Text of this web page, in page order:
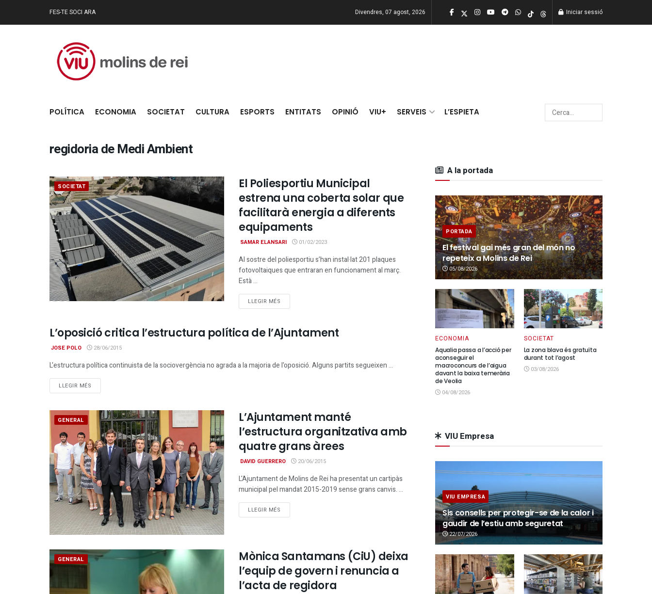
FES-TE SOCI ARA Divendres, 07 agost, 2026 Iniciar sessió
POLÍTICA ECONOMIA SOCIETAT CULTURA ESPORTS ENTITATS OPINIÓ VIU+ SERVEIS L’ESPIETA
regidoria de Medi Ambient
SOCIETAT
El Poliesportiu Municipal
estrena una coberta solar que
facilitarà energia a diferents
equipaments
SAMAR ELANSARI 01/02/2023
Al sostre del poliesportiu s’han instal·lat 201 plaques
fotovoltaiques que entraran en funcionament al març.
Està ...
LLEGIR MÉS
GENERAL
L’oposició critica l’estructura política de l’Ajuntament
JOSE POLO 28/06/2015
L'estructura política continuista de la sociovergència no agrada a la majoria de l'oposició. Alguns partits segueixen ...
LLEGIR MÉS
GENERAL
L’Ajuntament manté
l’estructura organitzativa amb
quatre grans àrees
DAVID GUERRERO 20/06/2015
L'Ajuntament de Molins de Rei ha presentat un cartipàs
municipal pel mandat 2015-2019 sense grans canvis. ...
LLEGIR MÉS
GENERAL
Mònica Santamans (CiU) deixa
l’equip de govern i renuncia a
l’acta de regidora
A la portada
PORTADA
El festival gai més gran del món no
repeteix a Molins de Rei
05/08/2026
ECONOMIA
Aqualia passa a l’acció per
aconseguir el
macroconcurs de l’aigua
davant la baixa temerària
de Veolia
04/08/2026
SOCIETAT
La zona blava és gratuïta
durant tot l’agost
03/08/2026
VIU Empresa
VIU EMPRESA
Sis consells per protegir-se de la calor i
gaudir de l’estiu amb seguretat
22/07/2026